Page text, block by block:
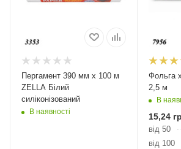
Пергамент 390 мм х 100 м
ZELLA Білий
силіконізований
В наявності
Фольга
2,5 м
В
15,24
від 50
від 100